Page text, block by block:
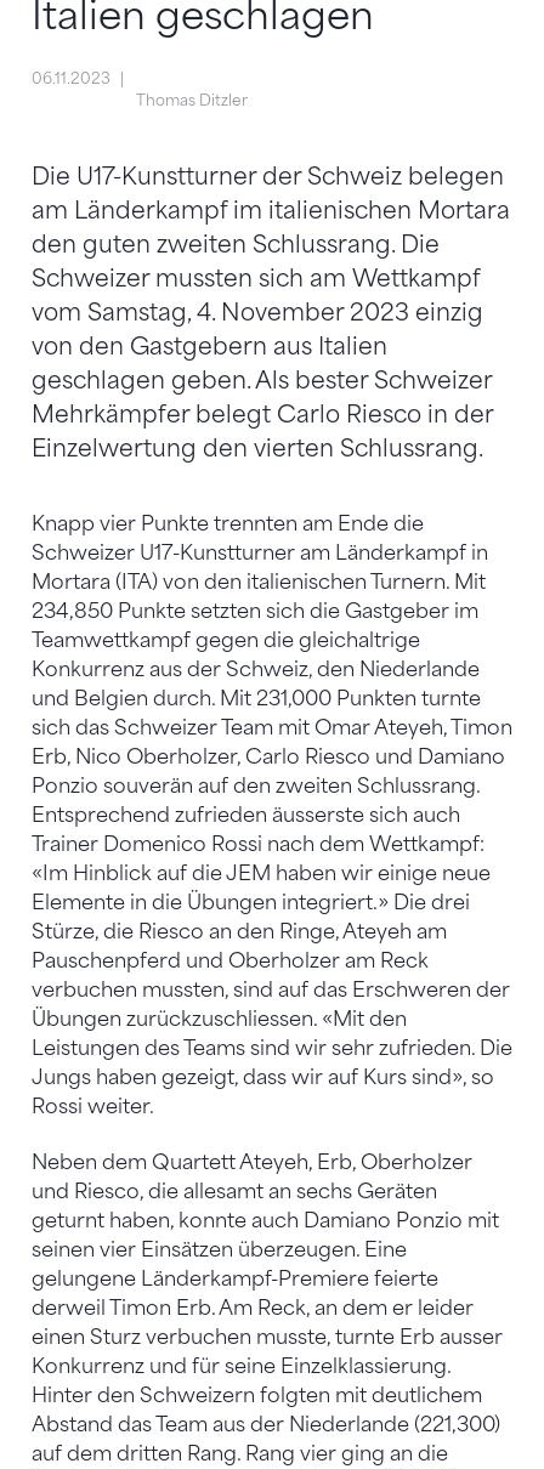
Italien geschlagen
06.11.2023
Thomas Ditzler
Die U17-Kunstturner der Schweiz belegen
am Länderkampf im italienischen Mortara
den guten zweiten Schlussrang. Die
Schweizer mussten sich am Wettkampf
vom Samstag, 4. November 2023 einzig
von den Gastgebern aus Italien
geschlagen geben. Als bester Schweizer
Mehrkämpfer belegt Carlo Riesco in der
Einzelwertung den vierten Schlussrang.
Knapp vier Punkte trennten am Ende die
Schweizer U17-Kunstturner am Länderkampf in
Mortara (ITA) von den italienischen Turnern. Mit
234,850 Punkte setzten sich die Gastgeber im
Teamwettkampf gegen die gleichaltrige
Konkurrenz aus der Schweiz, den Niederlande
und Belgien durch. Mit 231,000 Punkten turnte
sich das Schweizer Team mit Omar Ateyeh, Timon
Erb, Nico Oberholzer, Carlo Riesco und Damiano
Ponzio souverän auf den zweiten Schlussrang.
Entsprechend zufrieden äusserste sich auch
Trainer Domenico Rossi nach dem Wettkampf:
«Im Hinblick auf die JEM haben wir einige neue
Elemente in die Übungen integriert.» Die drei
Stürze, die Riesco an den Ringe, Ateyeh am
Pauschenpferd und Oberholzer am Reck
verbuchen mussten, sind auf das Erschweren der
Übungen zurückzuschliessen. «Mit den
Leistungen des Teams sind wir sehr zufrieden. Die
Jungs haben gezeigt, dass wir auf Kurs sind», so
Rossi weiter.
Neben dem Quartett Ateyeh, Erb, Oberholzer
und Riesco, die allesamt an sechs Geräten
geturnt haben, konnte auch Damiano Ponzio mit
seinen vier Einsätzen überzeugen. Eine
gelungene Länderkampf-Premiere feierte
derweil Timon Erb. Am Reck, an dem er leider
einen Sturz verbuchen musste, turnte Erb ausser
Konkurrenz und für seine Einzelklassierung.
Hinter den Schweizern folgten mit deutlichem
Abstand das Team aus der Niederlande (221,300)
auf dem dritten Rang. Rang vier ging an die